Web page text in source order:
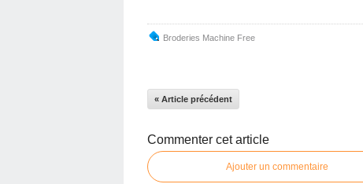
Broderies Machine Free
« Article précédent
Commenter cet article
Ajouter un commentaire